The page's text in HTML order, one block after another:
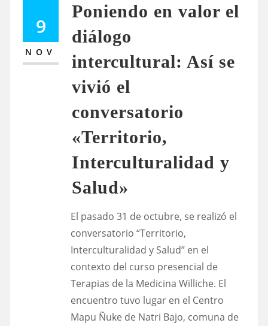
9
NOV
Poniendo en valor el
diálogo
intercultural: Así se
vivió el
conversatorio
«Territorio,
Interculturalidad y
Salud»
El pasado 31 de octubre, se realizó el
conversatorio “Territorio,
Interculturalidad y Salud” en el
contexto del curso presencial de
Terapias de la Medicina Williche. El
encuentro tuvo lugar en el Centro
Mapu Ñuke de Natri Bajo, comuna de